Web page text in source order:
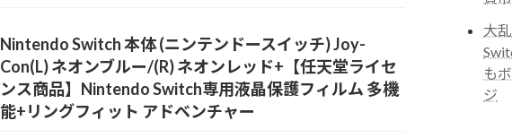
Nintendo Switch 本体 (ニンテンドースイッチ) Joy-
Con(L) ネオンブルー/(R) ネオンレッド+【任天堂ライセ
ンス商品】Nintendo Switch専用液晶保護フィルム 多機
能+リングフィット アドベンチャー
大
も
ジ